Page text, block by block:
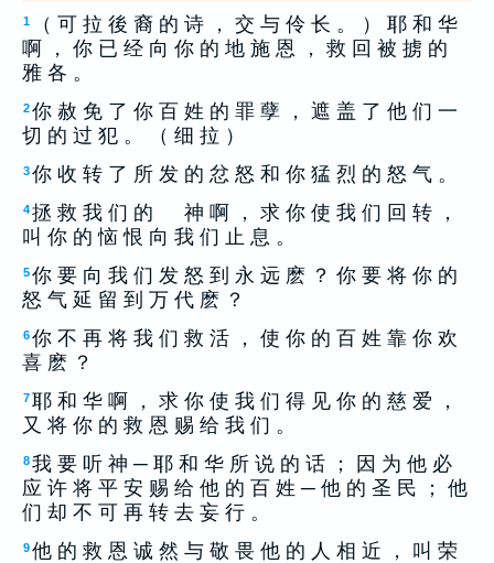
1
（ 可 拉 後 裔 的 诗 ， 交 与 伶 长 。 ） 耶 和 华
啊 ， 你 已 经 向 你 的 地 施 恩 ， 救 回 被 掳 的
雅 各 。
2你 赦 免 了 你 百 姓 的 罪 孽 ， 遮 盖 了 他 们 一
切 的 过 犯 。 （ 细 拉 ）
3你 收 转 了 所 发 的 忿 怒 和 你 猛 烈 的 怒 气 。
4拯 救 我 们 的 神 啊 ， 求 你 使 我 们 回 转 ，
叫 你 的 恼 恨 向 我 们 止 息 。
5你 要 向 我 们 发 怒 到 永 远 麽 ？ 你 要 将 你 的
怒 气 延 留 到 万 代 麽 ？
6你 不 再 将 我 们 救 活 ， 使 你 的 百 姓 靠 你 欢
喜 麽 ？
7耶 和 华 啊 ， 求 你 使 我 们 得 见 你 的 慈 爱 ，
又 将 你 的 救 恩 赐 给 我 们 。
8我 要 听 神 ─ 耶 和 华 所 说 的 话 ； 因 为 他 必
应 许 将 平 安 赐 给 他 的 百 姓 ─ 他 的 圣 民 ； 他
们 却 不 可 再 转 去 妄 行 。
9他 的 救 恩 诚 然 与 敬 畏 他 的 人 相 近 ， 叫 荣